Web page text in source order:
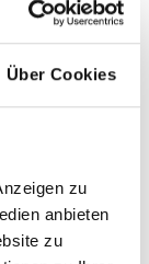
Über Cookies
zu
anbieten
zu